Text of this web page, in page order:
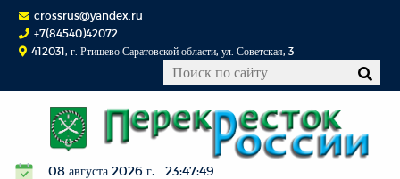
crossrus@yandex.ru
+7(84540)42072
412031, г. Ртищево Саратовской области, ул. Советская, 3
08 августа 2026 г. 23:47:49